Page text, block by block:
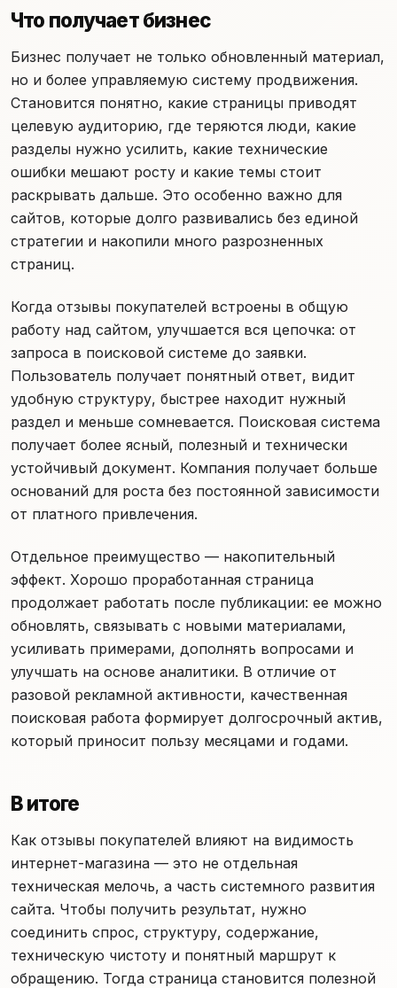
Что получает бизнес
Бизнес получает не только обновленный материал,
но и более управляемую систему продвижения.
Становится понятно, какие страницы приводят
целевую аудиторию, где теряются люди, какие
разделы нужно усилить, какие технические
ошибки мешают росту и какие темы стоит
раскрывать дальше. Это особенно важно для
сайтов, которые долго развивались без единой
стратегии и накопили много разрозненных
страниц.
Когда отзывы покупателей встроены в общую
работу над сайтом, улучшается вся цепочка: от
запроса в поисковой системе до заявки.
Пользователь получает понятный ответ, видит
удобную структуру, быстрее находит нужный
раздел и меньше сомневается. Поисковая система
получает более ясный, полезный и технически
устойчивый документ. Компания получает больше
оснований для роста без постоянной зависимости
от платного привлечения.
Отдельное преимущество — накопительный
эффект. Хорошо проработанная страница
продолжает работать после публикации: ее можно
обновлять, связывать с новыми материалами,
усиливать примерами, дополнять вопросами и
улучшать на основе аналитики. В отличие от
разовой рекламной активности, качественная
поисковая работа формирует долгосрочный актив,
который приносит пользу месяцами и годами.
В итоге
Как отзывы покупателей влияют на видимость
интернет-магазина — это не отдельная
техническая мелочь, а часть системного развития
сайта. Чтобы получить результат, нужно
соединить спрос, структуру, содержание,
техническую чистоту и понятный маршрут к
обращению. Тогда страница становится полезной